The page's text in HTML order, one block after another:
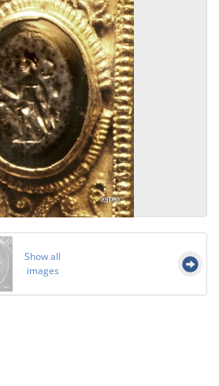
Show all
images